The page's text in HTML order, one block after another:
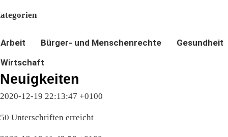
Arbeit Bürger- und Menschenrechte
Gesundheit
Wirtschaft
Neuigkeiten
2020-12-19 22:13:47 +0100
50 Unterschriften erreicht